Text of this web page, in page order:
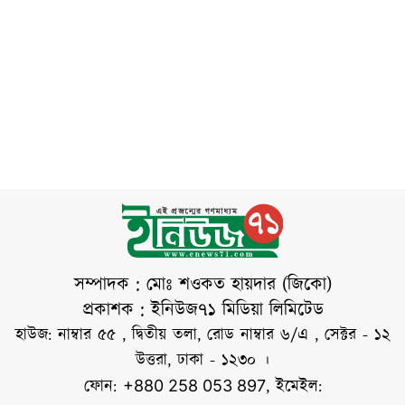
নামাজ শুধু একটি
ইবাদত নয়, বরং
মুসলিম সমাজে ঐক্য,
ভ্রাতৃত্ব ও পারস্পরিক
সম্প্রীতি বৃদ্ধিরও
গুরুত্বপূর্ণ মাধ্যম। পবিত্র
কোরআনের সূরা আল-
জুমুআয় আল্লাহ তাআলা
সম্পাদক : মোঃ শওকত হায়দার (জিকো)
প্রকাশক : ইনিউজ৭১ মিডিয়া লিমিটেড
হাউজ: নাম্বার ৫৫ , দ্বিতীয় তলা, রোড নাম্বার ৬/এ , সেক্টর - ১২
উত্তরা, ঢাকা - ১২৩০ ।
ফোন: +880 258 053 897, ইমেইল: